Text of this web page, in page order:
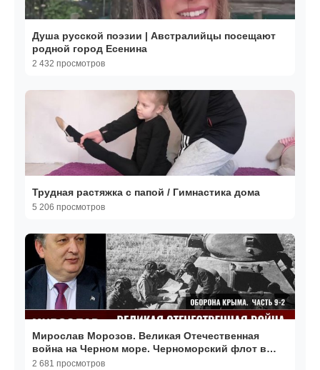
Душа русской поэзии | Австралийцы посещают
родной город Есенина
2 432 просмотров
Трудная растяжка с папой / Гимнастика дома
5 206 просмотров
Мирослав Морозов. Великая Отечественная
война на Черном море. Черноморский флот в
обороне Крыма
2 681 просмотров